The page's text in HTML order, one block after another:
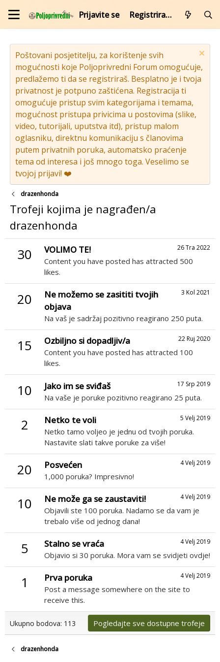
Prijavite se Registrirajte se
Poštovani posjetitelju, za korištenje svih
mogućnosti koje Poljoprivredni Forum omogućuje,
predlažemo ti da se registriraš. Besplatno je i tvoja
privatnost je potpuno zaštićena. Registracija ti
omogućuje pristup svim kategorijama i temama,
mogućnost pristupa privicima u postovima (slike,
video, tutorijali, uputstva itd), pristup malom
oglasniku, direktnu komunikaciju s članovima
putem privatnih poruka, automatsko praćenje
tema od interesa i još mnogo toga. Veselimo se
tvojoj prijavi! ❤️
drazenhonda
Trofeji kojima je nagrađen/a
drazenhonda
30 26 Tra 2022
VOLIMO TE!
Content you have posted has attracted 500
likes.
20 3 Kol 2021
Ne možemo se zasititi tvojih
objava
Na vaš je sadržaj pozitivno reagirano 250 puta.
15 22 Ruj 2020
Ozbiljno si dopadljiv/a
Content you have posted has attracted 100
likes.
10 17 Srp 2019
Jako im se sviđaš
Na vaše je poruke pozitivno reagirano 25 puta.
2 5 Velj 2019
Netko te voli
Netko tamo voljeo je jednu od tvojih poruka.
Nastavite slati takve poruke za više!
20 4 Velj 2019
Posvećen
1,000 poruka? Impresivno!
10 4 Velj 2019
Ne može ga se zaustaviti!
Objavili ste 100 poruka. Nadamo se da vam je
trebalo više od jednog dana!
5 4 Velj 2019
Stalno se vraća
Objavio si 30 poruka. Mora vam se svidjeti ovdje!
1 4 Velj 2019
Prva poruka
Post a message somewhere on the site to
receive this.
Ukupno bodova: 113 Pogledajte sve dostupne trofeje
drazenhonda